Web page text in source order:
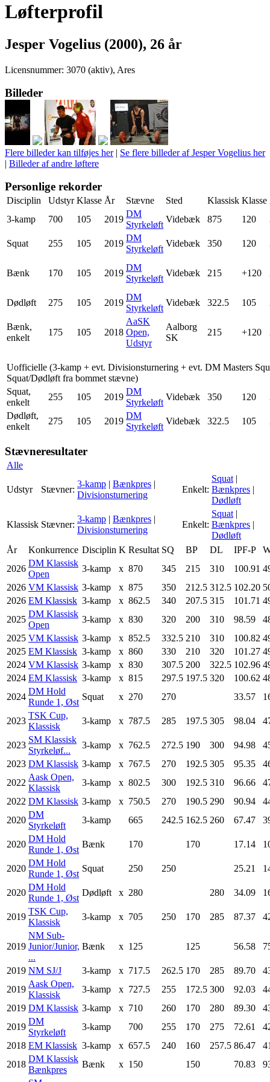
Løfterprofil
Jesper Vogelius (2000), 26 år
Licensnummer: 3070 (aktiv), Ares
Billeder
Flere billeder kan tilføjes her| Se flere billeder af Jesper Vogelius her
| Billeder af andre løftere
Personlige rekorder
Disciplin Udstyr Klasse År Stævne Sted Klassisk Klasse
3-kamp
700 105 2019
DM
Styrkeløft
Videbæk 875 120
Squat 255 105 2019
DM
Styrkeløft
Videbæk 350 120
Bænk 170 105 2019
DM
Styrkeløft
Videbæk 215 +120
Dødløft 275 105 2019
DM
Styrkeløft
Videbæk 322.5 105
Bænk,
enkelt
175 105 2018
AaSK
Open,
Udstyr
Aalborg
SK
215 +120
Uofficielle (3-kamp + evt. Divisionsturnering + evt. DM Masters
Squat/Dødløft fra bommet stævne)
Squat,
enkelt
255 105 2019
DM
Styrkeløft
Videbæk 350 120
Dødløft,
enkelt
275 105 2019
DM
Styrkeløft
Videbæk 322.5 105
Stævneresultater
Alle
Udstyr Stævner:
3-kamp | Bænkpres |
Divisionsturnering
Enkelt:
Squat |
Bænkpres |
Dødløft
Klassisk Stævner:
3-kamp | Bænkpres |
Divisionsturnering
Enkelt:
Squat |
Bænkpres |
Dødløft
År
Konkurrence Disciplin K Resultat SQ BP DL IPF-P
2026
DM Klassisk
Open
3-kamp x 870 345 215 310 100.91
2026 VM Klassisk 3-kamp x 875 350 212.5 312.5 102.20
2026 EM Klassisk 3-kamp x 862.5 340 207.5 315 101.71
2025
DM Klassisk
Open
3-kamp x 830 320 200 310 98.59
2025 VM Klassisk 3-kamp x 852.5 332.5 210 310 100.82
2025 EM Klassisk 3-kamp x 860 330 210 320 101.27
2024 VM Klassisk 3-kamp x 830 307.5 200 322.5 102.96
2024 EM Klassisk 3-kamp x 815 297.5 197.5 320 100.62
2024
DM Hold
Runde 1, Øst
Squat x 270 270 33.57
2023
TSK Cup,
Klassisk
3-kamp x 787.5 285 197.5 305 98.04
2023
SM Klassisk
Styrkeløf...
3-kamp x 762.5 272.5 190 300 94.98
2023 DM Klassisk 3-kamp x 767.5 270 192.5 305 95.35
2022
Aask Open,
Klassisk
3-kamp x 802.5 300 192.5 310 96.66
2022 DM Klassisk 3-kamp x 750.5 270 190.5 290 90.94
2020
DM
Styrkeløft
3-kamp 665 242.5 162.5 260 67.47
2020
DM Hold
Runde 1, Øst
Bænk 170 170 17.14
2020
DM Hold
Runde 1, Øst
Squat 250 250 25.21
2020
DM Hold
Runde 1, Øst
Dødløft x 280 280 34.09
2019
TSK Cup,
Klassisk
3-kamp x 705 250 170 285 87.37
2019
NM Sub-
Junior/Junior,
...
Bænk x 125 125 56.58
2019 NM SJ/J 3-kamp x 717.5 262.5 170 285 89.70
2019
Aask Open,
Klassisk
3-kamp x 727.5 255 172.5 300 92.03
2019 DM Klassisk 3-kamp x 710 260 170 280 89.30
2019
DM
Styrkeløft
3-kamp 700 255 170 275 72.61
2018 EM Klassisk 3-kamp x 657.5 240 160 257.5 86.47
2018
DM Klassisk
Bænkpres
Bænk x 150 150 70.83